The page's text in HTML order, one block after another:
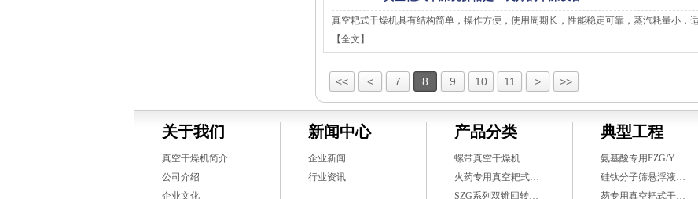
真空耙式干燥机具有结构简单，操作方便，使用周期长，性能稳定可靠，蒸汽耗量小，
【全文】
<< < 7 8 9 10 11 > >>
关于我们
真空干燥机简介
公司介绍
企业文化
新闻中心
企业新闻
行业资讯
产品分类
螺带真空干燥机
火药专用真空耙式…
SZG系列双锥回转…
典型工程
氨基酸专用FZG/Y…
硅钛分子筛悬浮液…
芴专用真空耙式干…